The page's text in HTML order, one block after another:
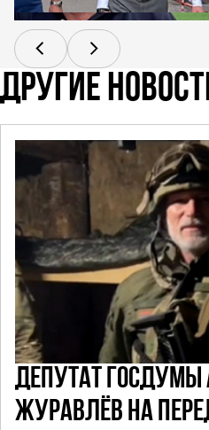
ДРУГИЕ
ДЕПУТАТ ГОСДУМЫ
ЖУРАВЛЁВ НА